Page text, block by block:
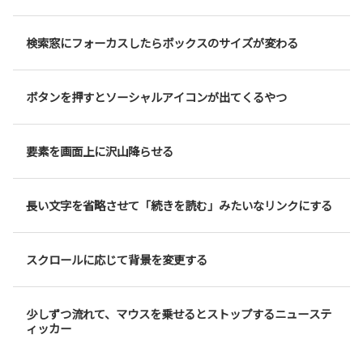
検索窓にフォーカスしたらボックスのサイズが変わる
ボタンを押すとソーシャルアイコンが出てくるやつ
要素を画面上に沢山降らせる
長い文字を省略させて「続きを読む」みたいなリンクにする
スクロールに応じて背景を変更する
少しずつ流れて、マウスを乗せるとストップするニューステ
ィッカー